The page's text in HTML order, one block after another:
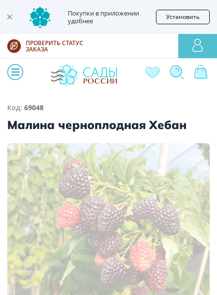
Покупки в приложении
удобнее
Установить
ПРОВЕРИТЬ СТАТУС
ЗАКАЗА
Код: 69048
Малина черноплодная Хебан